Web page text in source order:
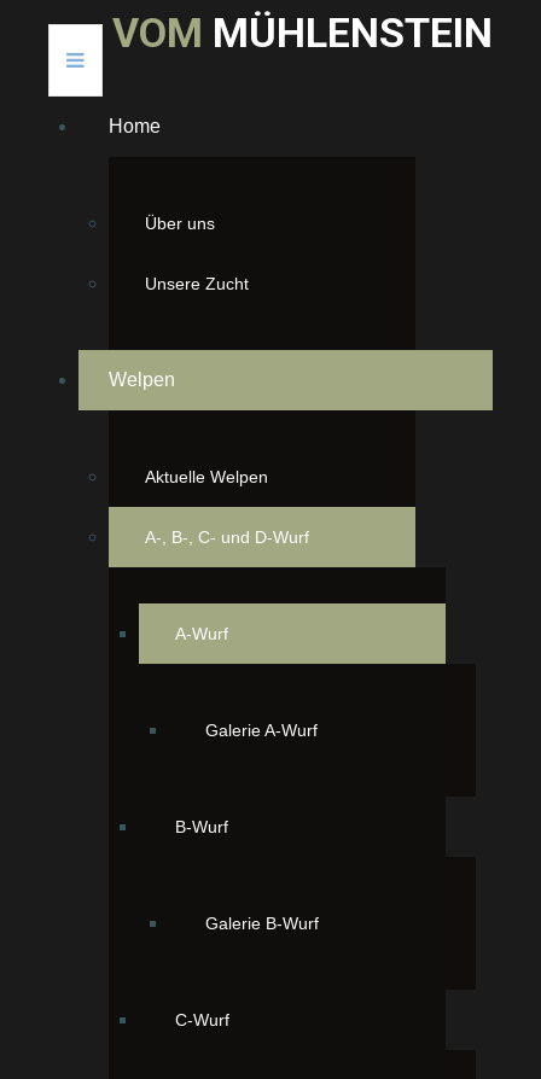
VOM MÜHLENSTEIN
Home
Über uns
Unsere Zucht
Welpen
Aktuelle Welpen
A-, B-, C- und D-Wurf
A-Wurf
Galerie A-Wurf
B-Wurf
Galerie B-Wurf
C-Wurf
A-Wurf
Es sind ein Mädchen und zwei Jung's
155 Gramm schwer